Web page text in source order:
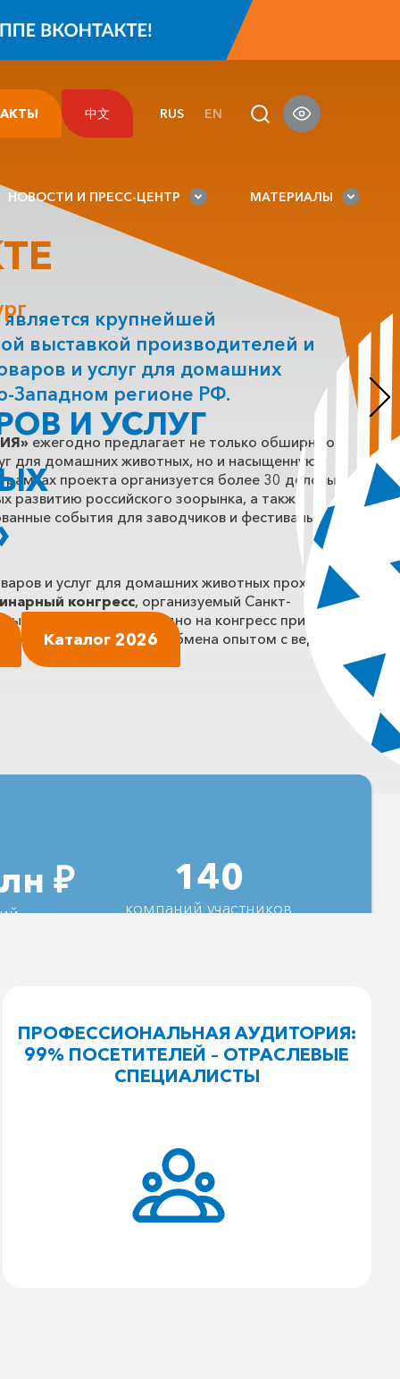
中文 RUS EN
НОВОСТИ И ПРЕСС-ЦЕНТР МАТЕРИАЛЫ
И УСЛУГ
Каталог 2026
₽ 140
компаний участников
крупнейшей
выставкой производителей и
и услуг для домашних
Западном регионе РФ.
ежегодно предлагает не только обширную
для домашних животных, но и насыщенную
проекта организуется более 30 деловых
развитию российского зоорынка, а также
события для заводчиков и фестиваль
и услуг для домашних животных проходит
конгресс, организуемый Санкт-
обществом. Ежегодно на конгресс приезжают
России для обучения и обмена опытом с ведущими
ПРОФЕССИОНАЛЬНАЯ АУДИТОРИЯ:
99% ПОСЕТИТЕЛЕЙ – ОТРАСЛЕВЫЕ
СПЕЦИАЛИСТЫ